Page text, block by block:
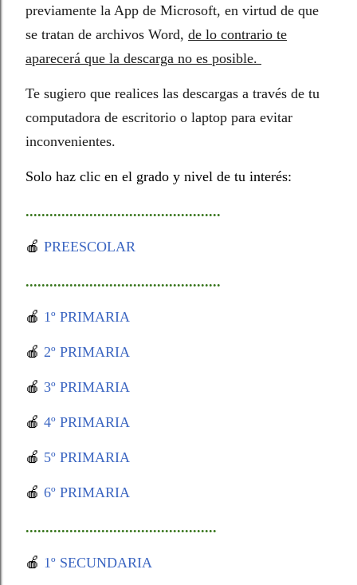
previamente la App de Microsoft, en virtud de que
se tratan de archivos Word, de lo contrario te
aparecerá que la descarga no es posible.
Te sugiero que realices las descargas a través de tu
computadora de escritorio o laptop para evitar
inconvenientes.
Solo haz clic en el grado y nivel de tu interés:
.................................................
🍎 PREESCOLAR
.................................................
🍎 1º PRIMARIA
🍎 2º PRIMARIA
🍎 3º PRIMARIA
🍎 4º PRIMARIA
🍎 5º PRIMARIA
🍎 6º PRIMARIA
................................................
🍎 1º SECUNDARIA